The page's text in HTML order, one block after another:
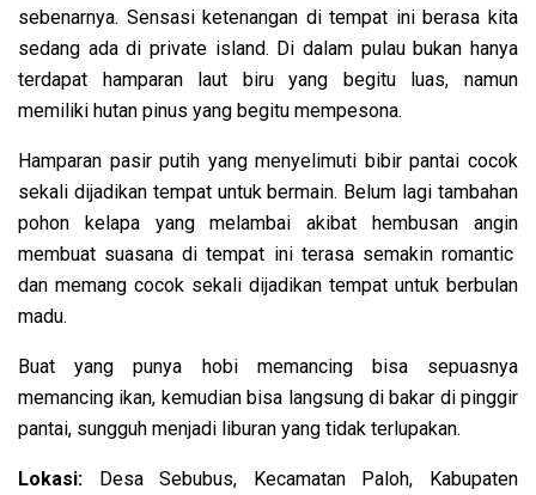
sebenarnya. Sensasi ketenangan di tempat ini berasa kita
sedang ada di private island. Di dalam pulau bukan hanya
terdapat hamparan laut biru yang begitu luas, namun
memiliki hutan pinus yang begitu mempesona.
Hamparan pasir putih yang menyelimuti bibir pantai cocok
sekali dijadikan tempat untuk bermain. Belum lagi tambahan
pohon kelapa yang melambai akibat hembusan angin
membuat suasana di tempat ini terasa semakin romantic
dan memang cocok sekali dijadikan tempat untuk berbulan
madu.
Buat yang punya hobi memancing bisa sepuasnya
memancing ikan, kemudian bisa langsung di bakar di pinggir
pantai, sungguh menjadi liburan yang tidak terlupakan.
Lokasi:
Desa Sebubus, Kecamatan Paloh, Kabupaten